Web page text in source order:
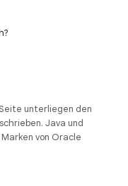
unterliegen den
Java und
von Oracle